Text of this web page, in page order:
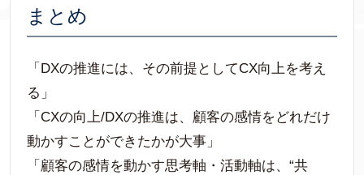
まとめ
「DXの推進には、その前提としてCX向上を考え
る」
「CXの向上/DXの推進は、顧客の感情をどれだけ
動かすことができたかが大事」
「顧客の感情を動かす思考軸・活動軸は、“共